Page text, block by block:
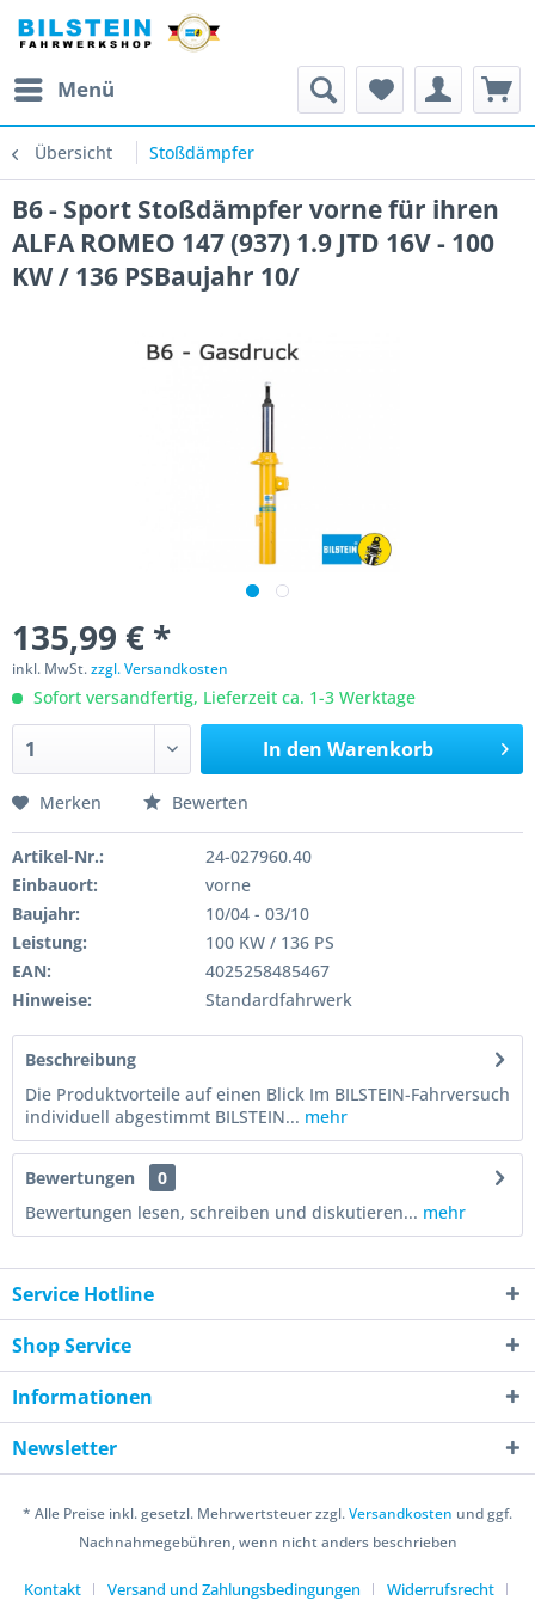
Menü
Übersicht Stoßdämpfer
B6 - Sport Stoßdämpfer vorne für ihren
ALFA ROMEO 147 (937) 1.9 JTD 16V - 100
KW / 136 PSBaujahr 10/
135,99 € *
inkl. MwSt.zzgl. Versandkosten
Sofort versandfertig, Lieferzeit ca. 1-3 Werktage
In den Warenkorb
Merken Bewerten
Artikel-Nr.:
24-027960.40
Einbauort:
vorne
Baujahr:
10/04 - 03/10
Leistung:
100 KW / 136 PS
EAN:
4025258485467
Hinweise:
Standardfahrwerk
Beschreibung
Die Produktvorteile auf einen Blick Im BILSTEIN-Fahrversuch
individuell abgestimmt BILSTEIN... mehr
Bewertungen
0
Bewertungen lesen, schreiben und diskutieren... mehr
Service Hotline
Shop Service
Informationen
Newsletter
* Alle Preise inkl. gesetzl. Mehrwertsteuer zzgl.Versandkosten und ggf.
Nachnahmegebühren, wenn nicht anders beschrieben
Kontakt Versand und Zahlungsbedingungen Widerrufsrecht